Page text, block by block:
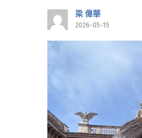
梁 偉華
2026-05-15